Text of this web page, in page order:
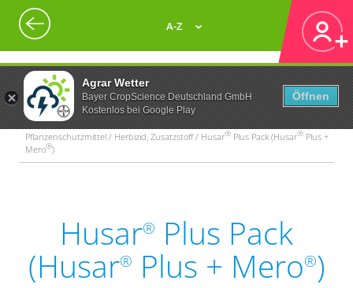
Agrar Wetter
Bayer CropScience Deutschland GmbH
Kostenlos bei Google Play
Öffnen
A-Z
Pflanzenschutzmittel / Herbizid, Zusatzstoff / Husar® Plus Pack (Husar® Plus +
Mero®)
Husar® Plus Pack
(Husar® Plus + Mero®)